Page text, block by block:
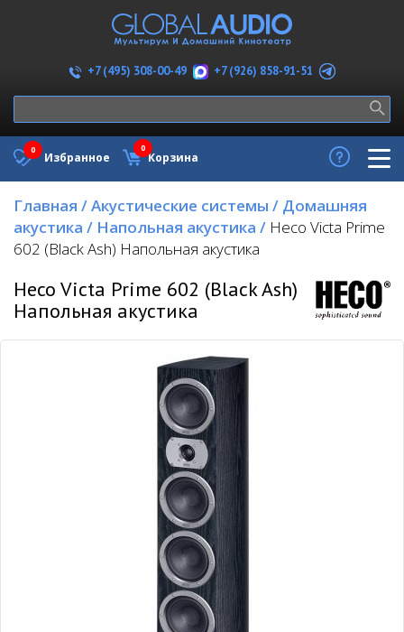
+7 (495) 308-00-49 +7 (926) 858-91-51
Избранное
0
Корзина
0
Главная /Акустические системы / Домашняя
акустика / Напольная акустика / Heco Victa Prime
602 (Black Ash) Напольная акустика
Heco Victa Prime 602 (Black Ash)
Напольная акустика